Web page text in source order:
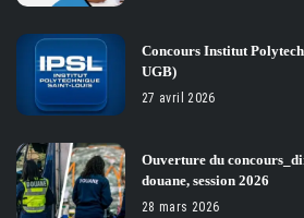
Concours Institut
UGB)
27 avril 2026
Ouverture du
douane, session 2026
28 mars 2026